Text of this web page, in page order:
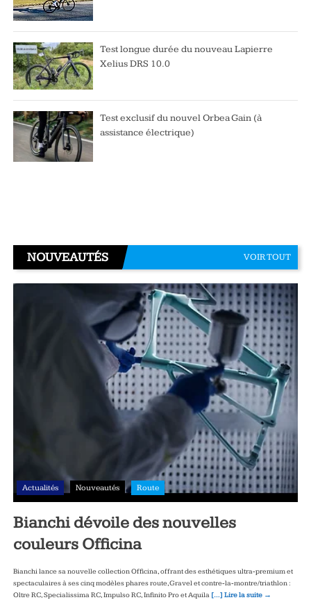
Test longue durée du nouveau Lapierre
Xelius DRS 10.0
Test exclusif du nouvel Orbea Gain (à
assistance électrique)
NOUVEAUTÉS VOIR TOUT
Actualités Nouveautés Route
Bianchi dévoile des nouvelles
couleurs Officina
Bianchi lance sa nouvelle collection Officina, offrant des esthétiques ultra‑premium et
spectaculaires à ses cinq modèles phares route, Gravel et contre‑la‑montre/triathlon :
Oltre RC, Specialissima RC, Impulso RC, Infinito Pro et Aquila […] Lire la suite →